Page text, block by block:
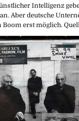
Intelligenz
Aber deutsche
Boom erst möglich.